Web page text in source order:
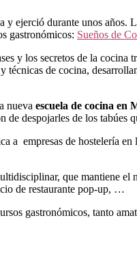
durante unos años.
gastronómicos: Sueños de
y los secretos de la
técnicas de cocina,
nueva escuela de cocina en
despojarles de los tabúes
a empresas de hostelería
que mantiene el
de restaurante pop-up, …
gastronómicos, tanto